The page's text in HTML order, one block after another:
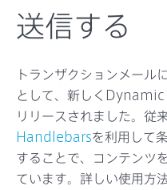
ドキュメント
送信する
トランザクションメール
として、新しく
リリースされました。従
Handlebarsを利用して
することで、コンテンツ
ています。詳しい使用方